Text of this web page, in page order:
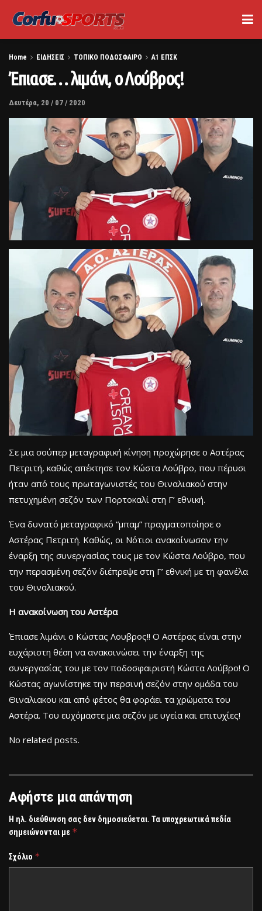
Home ΕΙΔΗΣΕΙΣ ΤΟΠΙΚΟ ΠΟΔΟΣΦΑΙΡΟ Α1 ΕΠΣΚ
Έπιασε… λιμάνι, ο Λούβρος!
Δευτέρα, 20 / 07 / 2020
Σε μια σούπερ μεταγραφική κίνηση προχώρησε ο Αστέρας
Πετριτή, καθώς απέκτησε τον Κώστα Λούβρο, που πέρυσι
ήταν από τους πρωταγωνιστές του Θιναλιακού στην
πετυχημένη σεζόν των Πορτοκαλί στη Γ’ εθνική.
Ένα δυνατό μεταγραφικό “μπαμ” πραγματοποίησε ο
Αστέρας Πετριτή. Καθώς, οι Νότιοι ανακοίνωσαν την
έναρξη της συνεργασίας τους με τον Κώστα Λούβρο, που
την περασμένη σεζόν διέπρεψε στη Γ’ εθνική με τη φανέλα
του Θιναλιακού.
Η ανακοίνωση του Αστέρα
Έπιασε λιμάνι ο Κώστας Λουβρος!! Ο Αστέρας είναι στην
ευχάριστη θέση να ανακοινώσει την έναρξη της
συνεργασίας του με τον ποδοσφαιριστή Κώστα Λούβρο! Ο
Κώστας αγωνίστηκε την περσινή σεζόν στην ομάδα του
Θιναλιακου και από φέτος θα φοράει τα χρώματα του
Αστέρα. Του ευχόμαστε μια σεζόν με υγεία και επιτυχίες!
No related posts.
Αφήστε μια απάντηση
Η ηλ. διεύθυνση σας δεν δημοσιεύεται. Τα υποχρεωτικά πεδία
σημειώνονται με *
Σχόλιο *